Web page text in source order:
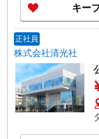
キー
正社員
株式会社清光社